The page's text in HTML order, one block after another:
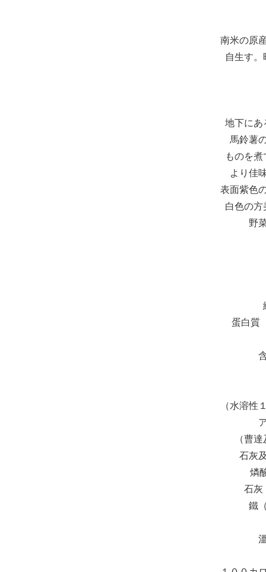
南米の原
自生す。
地下にあ
馬鈴薯
ものを
より佳
表面紫色
白色の方
野
蛋白質
（水溶性
（曹
石灰
燐
石灰
鐵